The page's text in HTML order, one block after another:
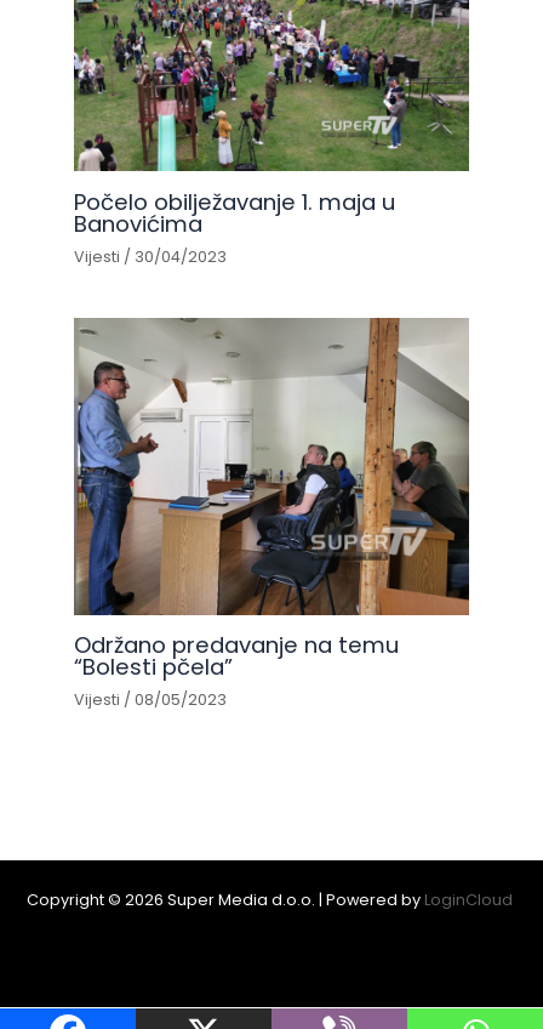
Počelo obilježavanje 1. maja u
Banovićima
Vijesti / 30/04/2023
Održano predavanje na temu
“Bolesti pčela”
Vijesti /08/05/2023
Copyright © 2026 Super Media d.o.o. | Powered by LoginCloud